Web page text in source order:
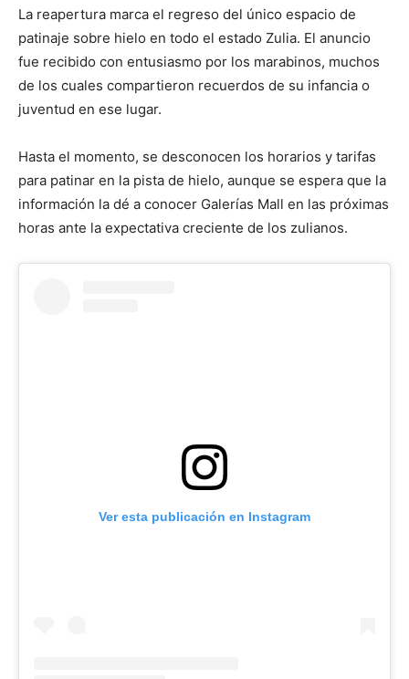
La reapertura marca el regreso del único espacio de
patinaje sobre hielo en todo el estado Zulia. El anuncio
fue recibido con entusiasmo por los marabinos, muchos
de los cuales compartieron recuerdos de su infancia o
juventud en ese lugar.
Hasta el momento, se desconocen los horarios y tarifas
para patinar en la pista de hielo, aunque se espera que la
información la dé a conocer Galerías Mall en las próximas
horas ante la expectativa creciente de los zulianos.
Ver esta publicación en Instagram